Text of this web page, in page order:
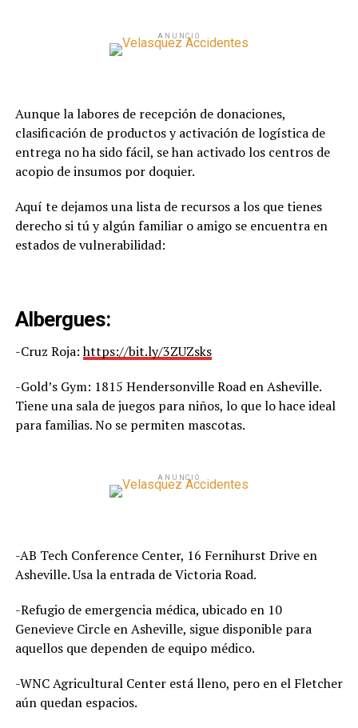
ANUNCIO
Aunque la labores de recepción de donaciones,
clasificación de productos y activación de logística de
entrega no ha sido fácil, se han activado los centros de
acopio de insumos por doquier.
Aquí te dejamos una lista de recursos a los que tienes
derecho si tú y algún familiar o amigo se encuentra en
estados de vulnerabilidad:
Albergues:
-Cruz Roja:https://bit.ly/3ZUZsks
-Gold’s Gym: 1815 Hendersonville Road en Asheville.
Tiene una sala de juegos para niños, lo que lo hace ideal
para familias. No se permiten mascotas.
ANUNCIO
-AB Tech Conference Center, 16 Fernihurst Drive en
Asheville. Usa la entrada de Victoria Road.
-Refugio de emergencia médica, ubicado en 10
Genevieve Circle en Asheville, sigue disponible para
aquellos que dependen de equipo médico.
-WNC Agricultural Center está lleno, pero en el Fletcher
aún quedan espacios.